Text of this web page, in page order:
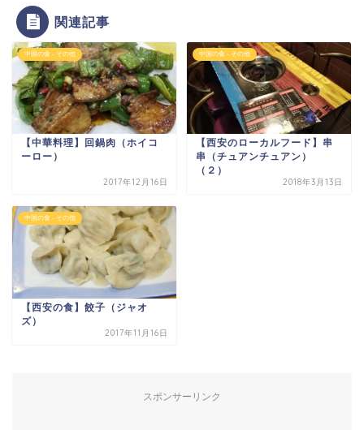
関連記事
中国の食 - その他
【中華料理】回鍋肉（ホイコ
ーロー）
2017年12月16日
中国の食 - その他
【西安のローカルフード】串
串（チュアンチュアン）
（２）
2018年3月13日
中国の食 - その他
【西安の食】餃子（ジャオ
ズ）
2017年11月16日
スポンサーリンク